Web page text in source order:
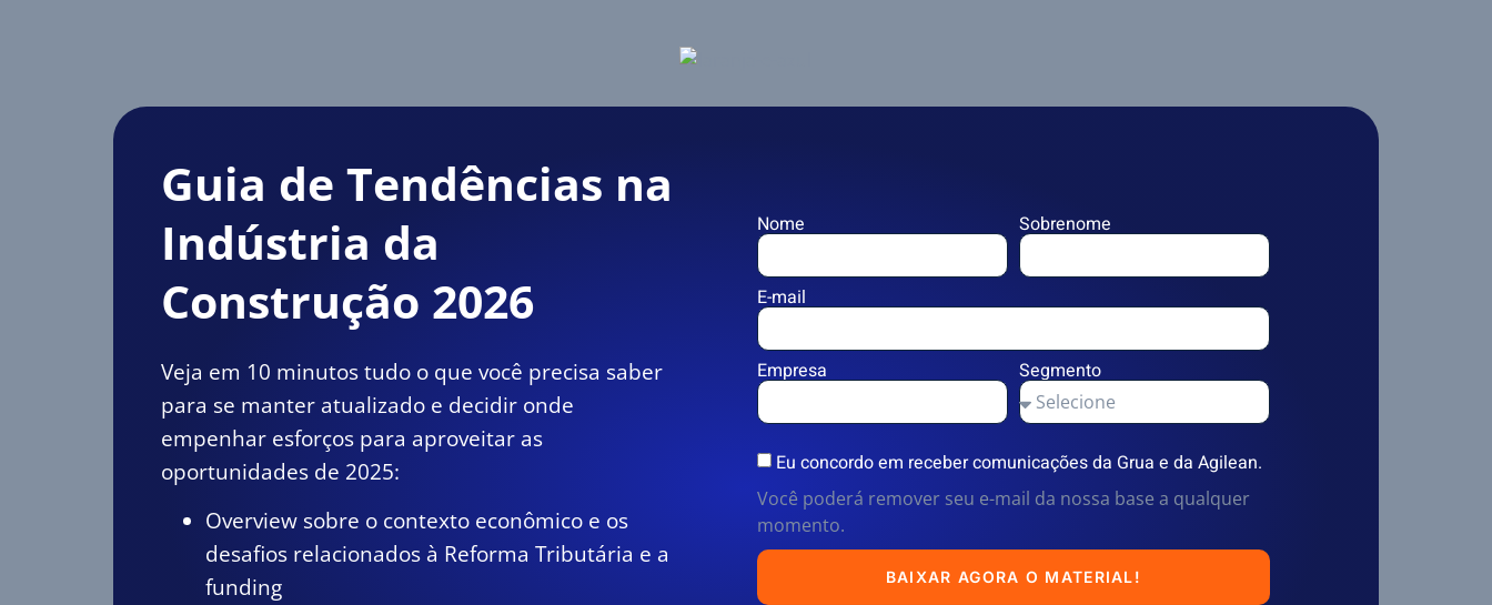
Guia de Tendências na
Indústria da
Construção 2026
Veja em 10 minutos tudo o que você precisa saber
para se manter atualizado e decidir onde
empenhar esforços para aproveitar as
oportunidades de 2025:
Overview sobre o contexto econômico e os
desafios relacionados à Reforma Tributária e a
funding
Nome Sobrenome
E-mail
Empresa Segmento
Eu concordo em receber comunicações da Grua e da Agilean.
Você poderá remover seu e-mail da nossa base a qualquer
momento.
BAIXAR AGORA O MATERIAL!